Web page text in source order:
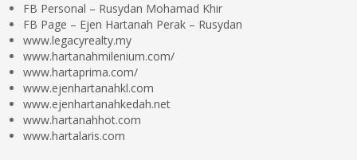
FB Personal – Rusydan Mohamad Khir
FB Page – Ejen Hartanah Perak – Rusydan
www.legacyrealty.my
www.hartanahmilenium.com/
www.hartaprima.com/
www.ejenhartanahkl.com
www.ejenhartanahkedah.net
www.hartanahhot.com
www.hartalaris.com